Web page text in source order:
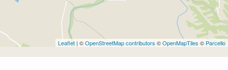
Leaflet | ©OpenStreetMap contributors ©OpenMapTiles © Parcello